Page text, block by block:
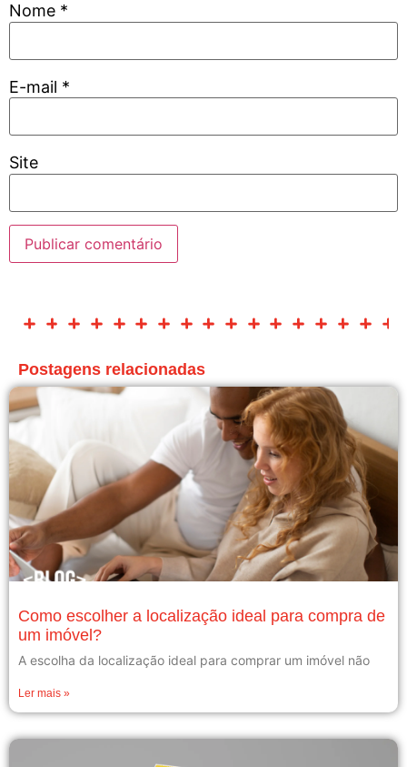
Nome *
E-mail *
Site
Postagens relacionadas
Como escolher a localização ideal para compra de
um imóvel?
A escolha da localização ideal para comprar um imóvel não
Ler mais »